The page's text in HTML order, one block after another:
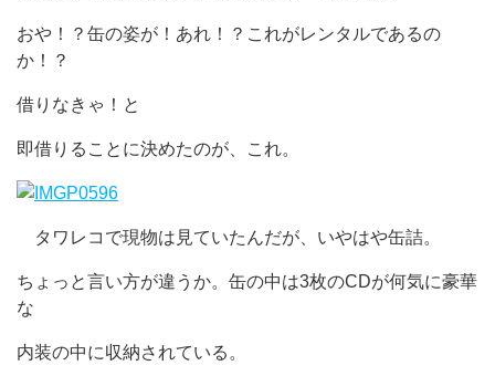
おや！？缶の姿が！あれ！？これがレンタルであるの
か！？
借りなきゃ！と
即借りることに決めたのが、これ。
タワレコで現物は見ていたんだが、いやはや缶詰。
ちょっと言い方が違うか。缶の中は3枚のCDが何気に豪華
な
内装の中に収納されている。